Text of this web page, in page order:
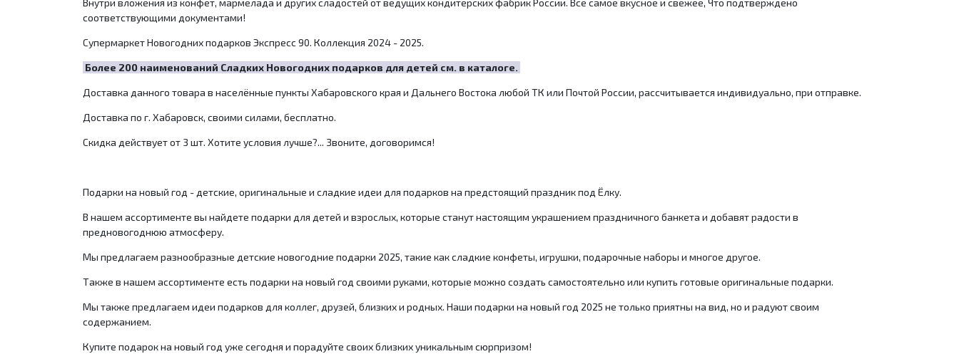
соответствующими документами!
Супермаркет Новогодних подарков Экспресс 90. Коллекция 2024 - 2025.
Более 200 наименований Сладких Новогодних подарков для детей см. в каталоге.
Доставка данного товара в населённые пункты Хабаровского края и Дальнего Востока любой ТК или Почтой России, рассчитывается индивидуально, при отправке.
Доставка по г. Хабаровск, своими силами, бесплатно.
Скидка действует от 3 шт. Хотите условия лучше?... Звоните, договоримся!
Подарки на новый год - детские, оригинальные и сладкие идеи для подарков на предстоящий праздник под Ёлку.
В нашем ассортименте вы найдете подарки для детей и взрослых, которые станут настоящим украшением праздничного банкета и добавят радости в
предновогоднюю атмосферу.
Мы предлагаем разнообразные детские новогодние подарки 2025, такие как сладкие конфеты, игрушки, подарочные наборы и многое другое.
Также в нашем ассортименте есть подарки на новый год своими руками, которые можно создать самостоятельно или купить готовые оригинальные подарки.
Мы также предлагаем идеи подарков для коллег, друзей, близких и родных. Наши подарки на новый год 2025 не только приятны на вид, но и радуют своим
содержанием.
Купите подарок на новый год уже сегодня и порадуйте своих близких уникальным сюрпризом!